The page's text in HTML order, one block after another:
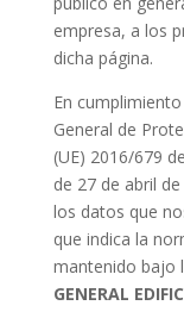
empresa, a los
dicha página.
En
General de
(UE) 2016/679
de 27 de abril
los datos que
que indica la
mantenido bajo
GENERAL